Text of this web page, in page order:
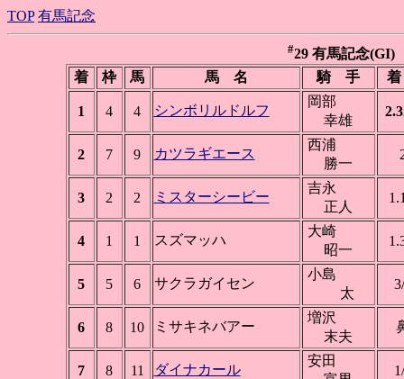
TOP 有馬記念
#29 有馬記念(GI)
着
枠 馬 馬 名 騎 手 着
1 4 4 シンボリルドルフ
岡部
幸雄
2 7 9 カツラギエース
西浦
勝一
3 2 2 ミスターシービー
吉永
正人
4 1 1 スズマッハ
大崎
昭一
5 5 6 サクラガイセン
小島
太
6 8 10 ミサキネバアー
増沢
末夫
7 8 11 ダイナカール
安田